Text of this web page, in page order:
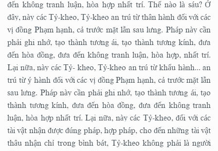
đến không tranh luận, hòa hợp nhất trí. Thế nào là sáu? Ở
đây, này các Tỷ-kheo, Tỷ-kheo an trú từ thân hành đối với các
vị đồng Phạm hạnh, cả trước mặt lẫn sau lưng. Pháp này cần
phải ghi nhớ, tạo thành tương ái, tạo thành tương kính, đưa
đến hòa đồng, đưa đến không tranh luận, hòa hợp, nhất trí.
Lại nữa, này các Tỷ- kheo, Tỷ-kheo an trú từ khẩu hành... an
trú từ ý hành đối với các vị đồng Phạm hạnh, cả trước mặt lẫn
sau lưng. Pháp này cần phải ghi nhớ, tạo thành tương ái, tạo
thành tương kính, đưa đến hòa đồng, đưa đến không tranh
luận, hòa hợp nhất trí. Lại nữa, này các Tỷ-kheo, đối với các
tài vật nhận được đúng pháp, hợp pháp, cho đến những tài vật
thâu nhận chỉ trong bình bát, Tỷ-kheo không phải là người